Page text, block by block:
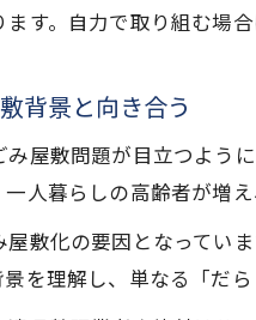
す。自力で取り組む場
背景と向き合う
屋敷問題が目立つよう
人暮らしの高齢者が増
敷化の要因となってい
を理解し、単なる「だ